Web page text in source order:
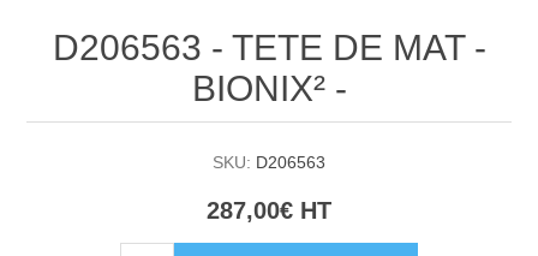
D206563 - TETE DE MAT -
BIONIX² -
SKU: D206563
287,00€ HT